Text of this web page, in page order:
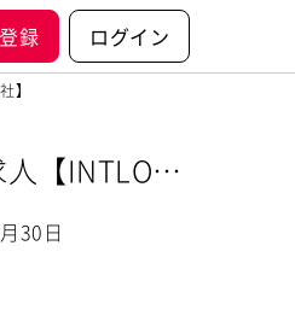
録 ログイン
】
【INTLOO
30日